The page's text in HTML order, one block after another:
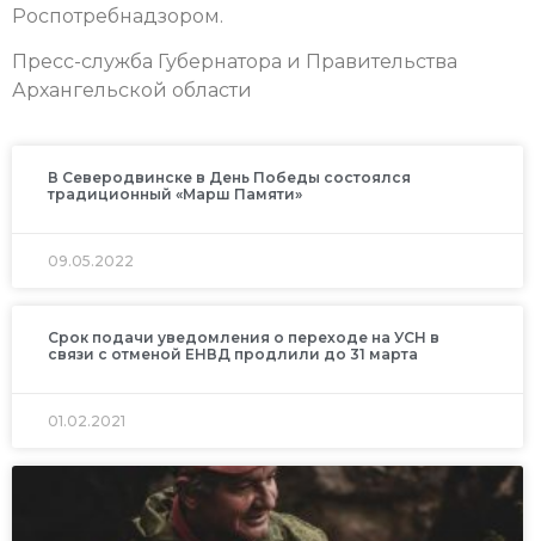
Роспотребнадзором.
Пресс-служба Губернатора и Правительства
Архангельской области
В Северодвинске в День Победы состоялся
традиционный «Марш Памяти»
09.05.2022
Срок подачи уведомления о переходе на УСН в
связи с отменой ЕНВД продлили до 31 марта
01.02.2021